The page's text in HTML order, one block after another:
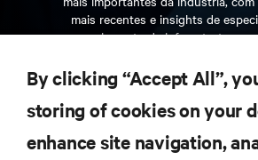
mais recentes e insights de
gerenciamento de infraestrutura e
INSCREVA-SE
RECURSOS
By clicking “Accept All”,
storing of cookies on your
enhance site navigation,